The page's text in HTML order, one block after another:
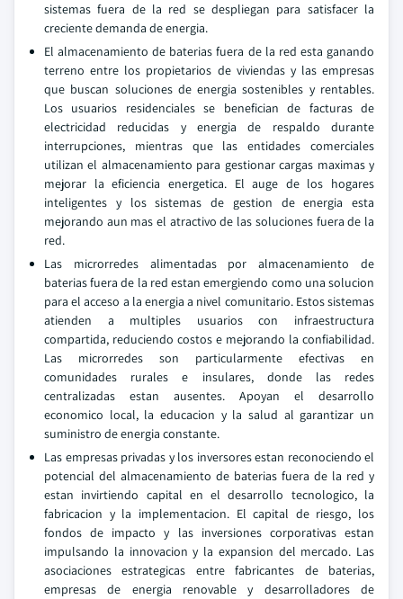
sistemas fuera de la red se despliegan para satisfacer la
creciente demanda de energia.
El almacenamiento de baterias fuera de la red esta ganando
terreno entre los propietarios de viviendas y las empresas
que buscan soluciones de energia sostenibles y rentables.
Los usuarios residenciales se benefician de facturas de
electricidad reducidas y energia de respaldo durante
interrupciones, mientras que las entidades comerciales
utilizan el almacenamiento para gestionar cargas maximas y
mejorar la eficiencia energetica. El auge de los hogares
inteligentes y los sistemas de gestion de energia esta
mejorando aun mas el atractivo de las soluciones fuera de la
red.
Las microrredes alimentadas por almacenamiento de
baterias fuera de la red estan emergiendo como una solucion
para el acceso a la energia a nivel comunitario. Estos sistemas
atienden a multiples usuarios con infraestructura
compartida, reduciendo costos e mejorando la confiabilidad.
Las microrredes son particularmente efectivas en
comunidades rurales e insulares, donde las redes
centralizadas estan ausentes. Apoyan el desarrollo
economico local, la educacion y la salud al garantizar un
suministro de energia constante.
Las empresas privadas y los inversores estan reconociendo el
potencial del almacenamiento de baterias fuera de la red y
estan invirtiendo capital en el desarrollo tecnologico, la
fabricacion y la implementacion. El capital de riesgo, los
fondos de impacto y las inversiones corporativas estan
impulsando la innovacion y la expansion del mercado. Las
asociaciones estrategicas entre fabricantes de baterias,
empresas de energia renovable y desarrolladores de